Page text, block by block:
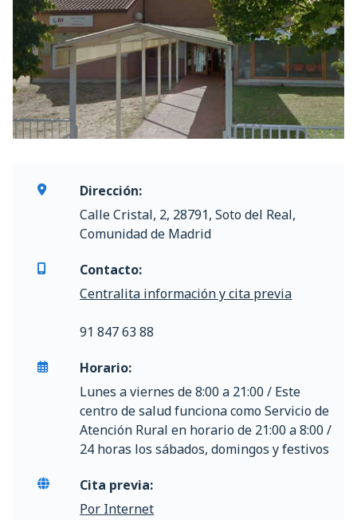
Dirección:
Calle Cristal, 2, 28791, Soto del Real,
Comunidad de Madrid
Contacto:
Centralita información y cita previa
91 847 63 88
Horario:
Lunes a viernes de 8:00 a 21:00 / Este
centro de salud funciona como Servicio de
Atención Rural en horario de 21:00 a 8:00 /
24 horas los sábados, domingos y festivos
Cita previa:
Por Internet